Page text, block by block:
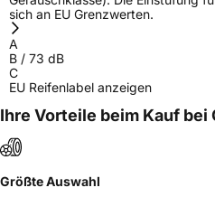
sich an EU Grenzwerten.
A
B / 73 dB
C
EU Reifenlabel anzeigen
Ihre Vorteile beim Kauf bei
Größte Auswahl